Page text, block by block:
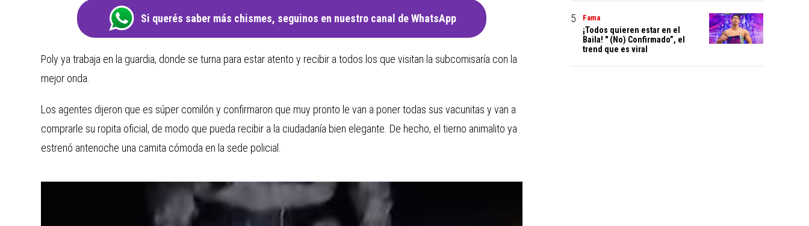
Si querés saber más chismes, seguinos en nuestro canal de WhatsApp
Poly ya trabaja en la guardia, donde se turna para estar atento y recibir a todos los que visitan la subcomisaría con la
mejor onda.
Los agentes dijeron que es súper comilón y confirmaron que muy pronto le van a poner todas sus vacunitas y van a
comprarle su ropita oficial, de modo que pueda recibir a la ciudadanía bien elegante. De hecho, el tierno animalito ya
estrenó antenoche una camita cómoda en la sede policial.
Fama
¡Todos quieren estar en el
Baila! " (No) Confirmado”, el
trend que es viral